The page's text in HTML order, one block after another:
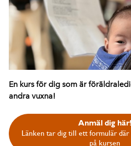
En kurs för dig som är
andra vuxna!
Anmäl dig här!
Länken tar dig till ett formulär
på kursen